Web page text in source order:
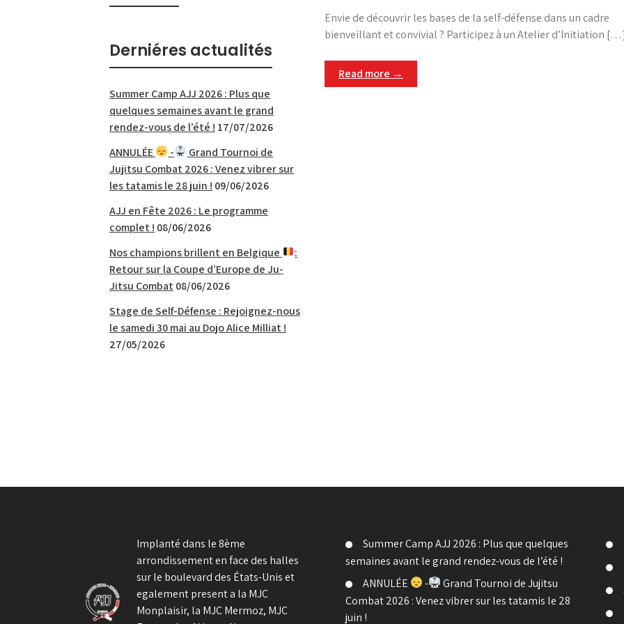
Envie de découvrir les bases de la self-défense dans un cadre
bienveillant et convivial ? Participez à un Atelier d’Initiation
Read more →
Derniéres actualités
Summer Camp AJJ 2026 : Plus que
quelques semaines avant le grand
rendez-vous de l’été ! 17/07/2026
ANNULÉE
-
Grand Tournoi de
Jujitsu Combat 2026 : Venez vibrer sur
les tatamis le 28 juin ! 09/06/2026
AJJ en Fête 2026 : Le programme
complet ! 08/06/2026
Nos champions brillent en Belgique
:
Retour sur la Coupe d’Europe de Ju-
Jitsu Combat 08/06/2026
Stage de Self-Défense : Rejoignez-nous
le samedi 30 mai au Dojo Alice Milliat !
27/05/2026
Implanté dans le 8ème
arrondissement en face des halles
sur le boulevard des États-Unis et
egalement present a la MJC
Monplaisir, la MJC Mermoz, MJC
Summer Camp AJJ 2026 : Plus que quelques
semaines avant le grand rendez-vous de l’été !
ANNULÉE
-
Grand Tournoi de Jujitsu
Combat 2026 : Venez vibrer sur les tatamis le 28
juin !